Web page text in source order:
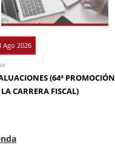
Ago 2026
(64ª PROMOCIÓN
LA CARRERA FISCAL)